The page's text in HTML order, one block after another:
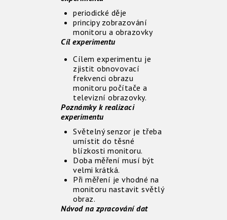
periodické děje
principy zobrazování
monitoru a obrazovky
Cíl experimentu
Cílem experimentu je
zjistit obnovovací
frekvenci obrazu
monitoru počítače a
televizní obrazovky.
Poznámky k realizaci
experimentu
Světelný senzor je třeba
umístit do těsné
blízkosti monitoru.
Doba měření musí být
velmi krátká.
Při měření je vhodné na
monitoru nastavit světlý
obraz.
Návod na zpracování dat